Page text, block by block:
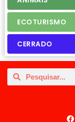
ECOTURISMO
CERRADO